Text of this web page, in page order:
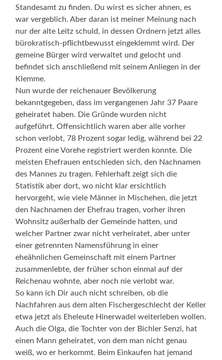
Standesamt zu finden. Du wirst es sicher ahnen, es
war vergeblich. Aber daran ist meiner Meinung nach
nur der alte Leitz schuld, in dessen Ordnern jetzt alles
bürokratisch-pflichtbewusst eingeklemmt wird. Der
gemeine Bürger wird verwaltet und gelocht und
befindet sich anschließend mit seinem Anliegen in der
Klemme.
Nun wurde der reichenauer Bevölkerung
bekanntgegeben, dass im vergangenen Jahr 37 Paare
geheiratet haben. Die Gründe wurden nicht
aufgeführt. Offensichtlich waren aber alle vorher
schon verlobt, 78 Prozent sogar ledig, während bei 22
Prozent eine Vorehe registriert werden konnte. Die
meisten Ehefrauen entschieden sich, den Nachnamen
des Mannes zu tragen. Fehlerhaft zeigt sich die
Statistik aber dort, wo nicht klar ersichtlich
hervorgeht, wie viele Männer in Mischehen, die jetzt
den Nachnamen der Ehefrau tragen, vorher ihren
Wohnsitz außerhalb der Gemeinde hatten, und
welcher Partner zwar nicht verheiratet, aber unter
einer getrennten Namensführung in einer
eheähnlichen Gemeinschaft mit einem Partner
zusammenlebte, der früher schon einmal auf der
Reichenau wohnte, aber noch nie verlobt war.
So kann ich Dir auch nicht schreiben, ob die
Nachfahren aus dem alten Fischergeschlecht der Keller
etwa jetzt als Eheleute Hinerwadel weiterleben wollen.
Auch die Olga, die Tochter von der Bichler Senzi, hat
einen Mann geheiratet, von dem man nicht genau
weiß, wo er herkommt. Beim Einkaufen hat jemand